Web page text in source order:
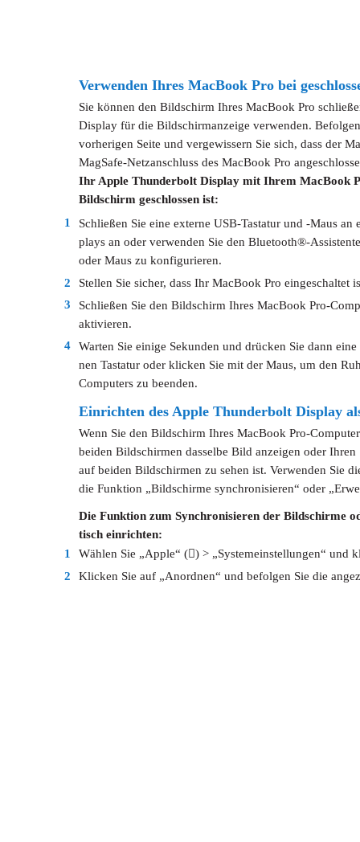
Verwenden Ihres MacBook Pro bei
Sie können den Bildschirm Ihres MacBook Pro
Display für die Bildschirmanzeige verwenden.
vorherigen Seite und vergewissern Sie sich, dass der
MagSafe-Netzanschluss des MacBook Pro
Ihr Apple Thunderbolt Display mit Ihrem MacBook
Bildschirm geschlossen ist:
1
Schließen Sie eine externe USB-Tastatur und -Maus
plays an oder verwenden Sie den Bluetooth®-
oder Maus zu konfigurieren.
2
Stellen Sie sicher, dass Ihr MacBook Pro eingeschaltet
3
Schließen Sie den Bildschirm Ihres MacBook Pro-
aktivieren.
4
Warten Sie einige Sekunden und drücken Sie dann
nen Tastatur oder klicken Sie mit der Maus, um den
Computers zu beenden.
Einrichten des Apple Thunderbolt Display
Wenn Sie den Bildschirm Ihres MacBook Pro-
beiden Bildschirmen dasselbe Bild anzeigen oder Ihren
auf beiden Bildschirmen zu sehen ist. Verwenden Sie
die Funktion „Bildschirme synchronisieren“ oder
Die Funktion zum Synchronisieren der Bildschirme
tisch einrichten:
1
Wählen Sie „Apple“ () > „Systemeinstellungen“ und
2
Klicken Sie auf „Anordnen“ und befolgen Sie die